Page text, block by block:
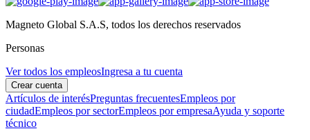
Magneto Global S.A.S, todos los derechos reservados
Personas
Ver todos los empleosIngresa a tu cuenta
Crear cuenta
Artículos de interésPreguntas frecuentesEmpleos por
ciudadEmpleos por sectorEmpleos por empresaAyuda y soporte
técnico